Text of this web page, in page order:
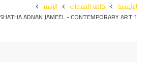
الرئيسية كافة المنتجات
الرسم
SHATHA ADNAN JAMEEL - CONTEMPORARY ART 1